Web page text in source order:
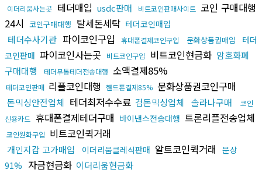
이더리움사는곳 테더매입 usdc판매 비트코인판매사이트 코인 구매대행
24시 코인구매대행 탈세돈세탁 테더코인매입
테더수사기관 파이코인구입 휴대폰결제코인구입 문화상품권매입
테더
코인판매 파이코인사는곳 비트코인구입 비트코인현금화 암호화폐
구매대행
테더무통테더전송대행 소액결제85%
테더코인판매 리플코인대행 핸드폰결제85% 문화상품권코인구매
돈믹싱안전업체 테더최저수수료 검돈믹싱업체 솔라나구매
코인
신용카드 휴대폰결제테더구매 바이낸스전송대행 트론리플전송업체
코인원화구입 비트코인퀵거래
개인지갑 고가매입 이더리움클레식판매 알트코인퀵거래 문상
91% 자금현금화 이더리움현금화